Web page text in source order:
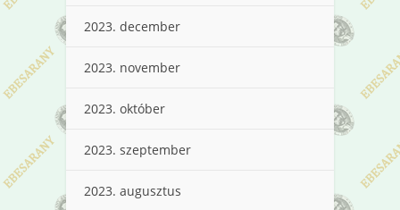
2023. december
2023. november
2023. október
2023. szeptember
2023. augusztus